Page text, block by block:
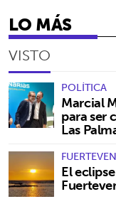
LO MÁS
VISTO
POLÍTICA
Marcial
para ser
Las
El